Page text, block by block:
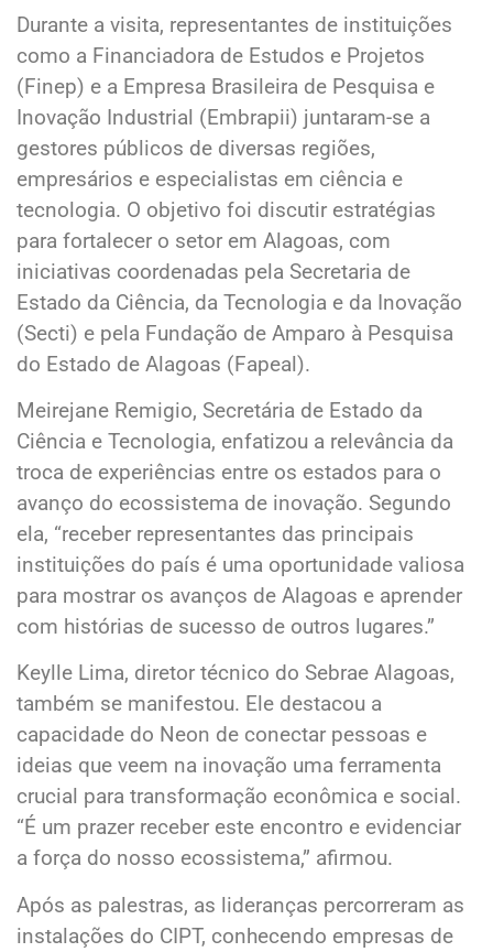
Durante a visita, representantes de instituições
como a Financiadora de Estudos e Projetos
(Finep) e a Empresa Brasileira de Pesquisa e
Inovação Industrial (Embrapii) juntaram-se a
gestores públicos de diversas regiões,
empresários e especialistas em ciência e
tecnologia. O objetivo foi discutir estratégias
para fortalecer o setor em Alagoas, com
iniciativas coordenadas pela Secretaria de
Estado da Ciência, da Tecnologia e da Inovação
(Secti) e pela Fundação de Amparo à Pesquisa
do Estado de Alagoas (Fapeal).
Meirejane Remigio, Secretária de Estado da
Ciência e Tecnologia, enfatizou a relevância da
troca de experiências entre os estados para o
avanço do ecossistema de inovação. Segundo
ela, “receber representantes das principais
instituições do país é uma oportunidade valiosa
para mostrar os avanços de Alagoas e aprender
com histórias de sucesso de outros lugares.”
Keylle Lima, diretor técnico do Sebrae Alagoas,
também se manifestou. Ele destacou a
capacidade do Neon de conectar pessoas e
ideias que veem na inovação uma ferramenta
crucial para transformação econômica e social.
“É um prazer receber este encontro e evidenciar
a força do nosso ecossistema,” afirmou.
Após as palestras, as lideranças percorreram as
instalações do CIPT, conhecendo empresas de